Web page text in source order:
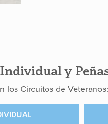
y
Circuitos de